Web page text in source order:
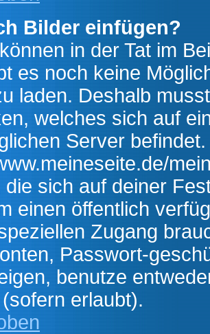
Bilder einfügen?
in der Tat im
es noch keine
laden. Deshalb
welches sich auf
Server
die sich auf deiner
einen öffentlich
Zugang
Passwort-
benutze
erlaubt).